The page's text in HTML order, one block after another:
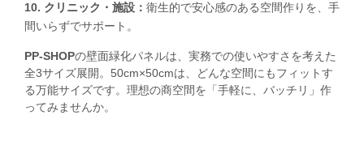
10. クリニック・施設： 衛生的で安心感のある空間作りを、手
間いらずでサポート。
PP-SHOPの壁面緑化パネルは、実務での使いやすさを考えた
全3サイズ展開。50cm×50cmは、どんな空間にもフィットす
る万能サイズです。理想の商空間を「手軽に、バッチリ」作
ってみませんか。